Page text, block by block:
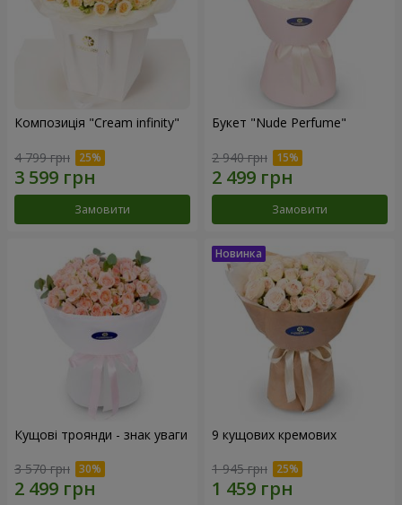
Композиція "Cream infinity"
4 799 грн
Замовити
Букет "Nude Perfume"
2 940 грн
Замовити
Кущові троянди - знак уваги
3 570 грн
9 кущових кремових
1 945 грн